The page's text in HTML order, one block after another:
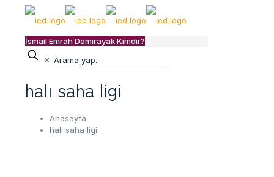
İsmail Emrah Demirayak Kimdir?
✕
halı saha ligi
Anasayfa
halı saha ligi